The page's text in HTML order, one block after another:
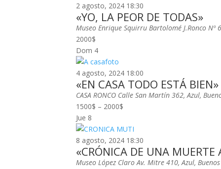
2 agosto, 2024 18:30
«YO, LA PEOR DE TODAS»
Museo Enrique Squirru Bartolomé J.Ronco Nº
2000$
Dom 4
4 agosto, 2024 18:00
«EN CASA TODO ESTÁ BIEN»
CASA RONCO Calle San Martín 362, Azul,
1500$ – 2000$
Jue 8
8 agosto, 2024 18:30
«CRÓNICA DE UNA MUERTE
Museo López ClaroAv. Mitre 410, Azul,